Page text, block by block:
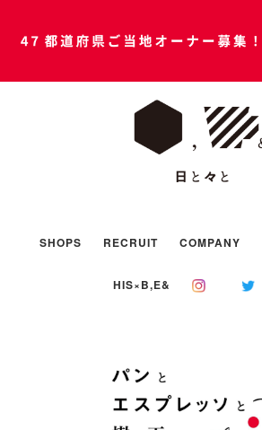
SHOPS RECRUIT COMPANY
HIS×B,E&